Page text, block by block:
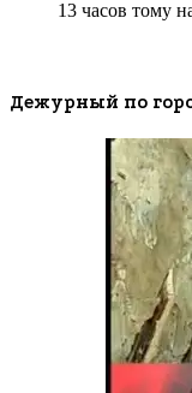
13 часов тому
Дежурный по